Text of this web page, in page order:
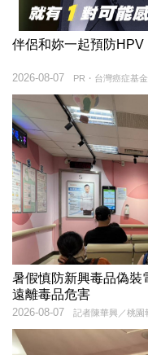
伴侶和妳一起預防HPV
PR・台灣癌症基
2026-08-07
暑假慎防新興毒品偽
遠離毒品危害
記者陳華興／桃園
2026-08-07